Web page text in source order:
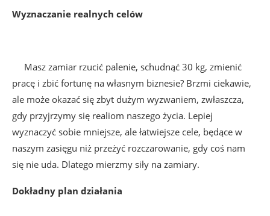
Wyznaczanie realnych celów
Masz zamiar rzucić palenie, schudnąć 30 kg, zmienić
pracę i zbić fortunę na własnym biznesie? Brzmi ciekawie,
ale może okazać się zbyt dużym wyzwaniem, zwłaszcza,
gdy przyjrzymy się realiom naszego życia. Lepiej
wyznaczyć sobie mniejsze, ale łatwiejsze cele, będące w
naszym zasięgu niż przeżyć rozczarowanie, gdy coś nam
się nie uda. Dlatego mierzmy siły na zamiary.
Dokładny plan działania